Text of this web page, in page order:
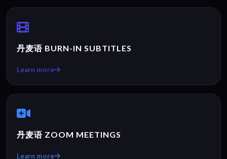
丹麦语 BURN-IN SUBTITLES
Learn more
丹麦语 ZOOM MEETINGS
Learn more